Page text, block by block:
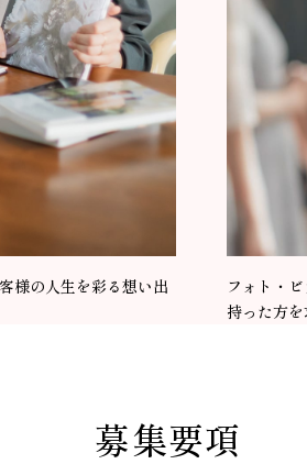
様の人生を彩る想い出
フォト・
持った方
募集要項